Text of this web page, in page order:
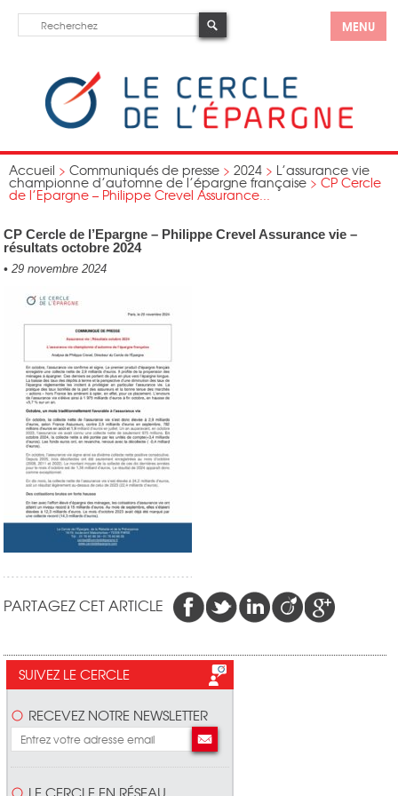
MENU
Accueil > Communiqués de presse > 2024 > L’assurance vie
championne d’automne de l’épargne française > CP Cercle
de l’Epargne – Philippe Crevel Assurance...
CP Cercle de l’Epargne – Philippe Crevel Assurance vie –
résultats octobre 2024
• 29 novembre 2024
PARTAGEZ CET ARTICLE
SUIVEZ LE CERCLE
RECEVEZ NOTRE NEWSLETTER
LE CERCLE EN RÉSEAU